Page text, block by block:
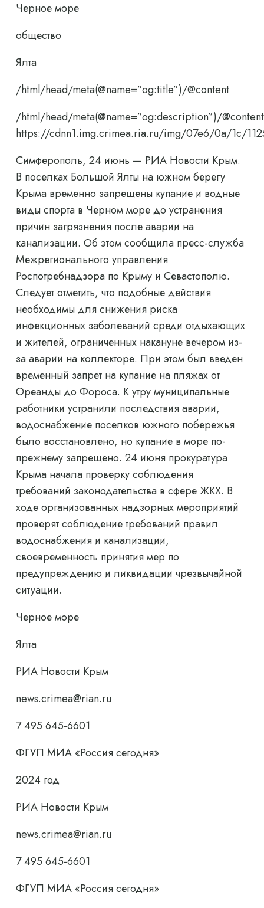
Черное море
общество
Ялта
/html/head/meta(@name=”og:title”)/@content
/html/head/meta(@name=”og:description”)/@content
https://cdnn1.img.crimea.ria.ru/img/07e6/0a/1c/
Симферополь, 24 июнь — РИА Новости Крым.
В поселках Большой Ялты на южном берегу
Крыма временно запрещены купание и водные
виды спорта в Черном море до устранения
причин загрязнения после аварии на
канализации. Об этом сообщила пресс-служба
Межрегионального управления
Роспотребнадзора по Крыму и Севастополю.
Следует отметить, что подобные действия
необходимы для снижения риска
инфекционных заболеваний среди отдыхающих
и жителей, ограниченных накануне вечером из-
за аварии на коллекторе. При этом был введен
временный запрет на купание на пляжах от
Ореанды до Фороса. К утру муниципальные
работники устранили последствия аварии,
водоснабжение поселков южного побережья
было восстановлено, но купание в море по-
прежнему запрещено. 24 июня прокуратура
Крыма начала проверку соблюдения
требований законодательства в сфере ЖКХ. В
ходе организованных надзорных мероприятий
проверят соблюдение требований правил
водоснабжения и канализации,
своевременность принятия мер по
предупреждению и ликвидации чрезвычайной
ситуации.
Черное море
Ялта
РИА Новости Крым
news.crimea@rian.ru
7 495 645-6601
ФГУП МИА «Россия сегодня»
2024 год
РИА Новости Крым
news.crimea@rian.ru
7 495 645-6601
ФГУП МИА «Россия сегодня»